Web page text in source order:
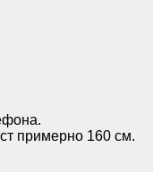
примерно 160 см.